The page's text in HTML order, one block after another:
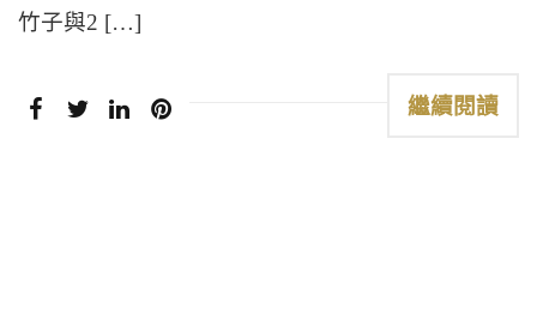
竹子與2 […]
繼續閱讀